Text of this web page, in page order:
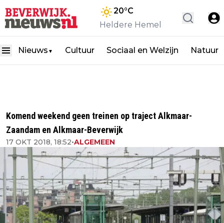
20°C
Heldere Hemel
Nieuws ▼ Cultuur Sociaal en Welzijn Natuur
Komend weekend geen treinen op traject Alkmaar-
Zaandam en Alkmaar-Beverwijk
17 OKT 2018, 18:52•ALGEMEEN